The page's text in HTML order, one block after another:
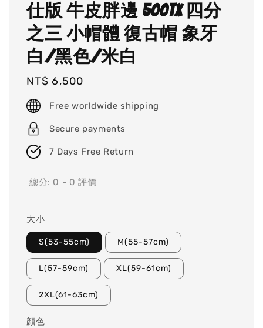
仕版 牛皮胖邊 500TX 四分
之三 小帽體 復古帽 象牙
白/黑色/米白
Regular
price
NT$ 6,500
Free worldwide shipping
Secure payments
7 Days Free Return
總分: 0 - 0 評價
大小
S(53-55cm) M(55-57cm)
L(57-59cm) XL(59-61cm)
2XL(61-63cm)
顔色